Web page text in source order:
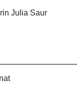
Julia Saur